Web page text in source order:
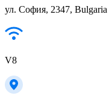
ул. София, 2347, Bulgaria
V8